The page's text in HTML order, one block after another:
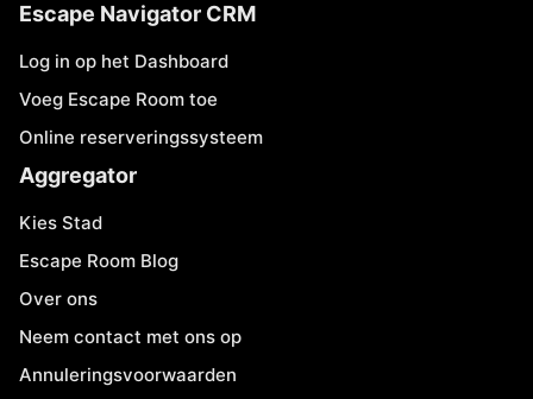
Escape Navigator CRM
Log in op het Dashboard
Voeg Escape Room toe
Online reserveringssysteem
Aggregator
Kies Stad
Escape Room Blog
Over ons
Neem contact met ons op
Annuleringsvoorwaarden